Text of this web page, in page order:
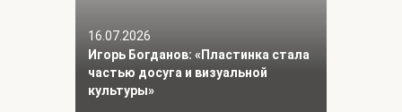
16.07.2026
Игорь Богданов: «Пластинка стала
частью досуга и визуальной
культуры»